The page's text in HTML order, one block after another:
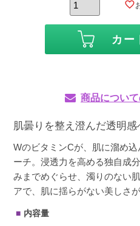
カー
商品につい
肌曇りを整え澄んだ透明
WのビタミンCが、肌に溜め
ーチ。浸透力を高める独自成
みまでめぐらせ、濁りのない
アで、肌に揺らがない美しさ
内容量